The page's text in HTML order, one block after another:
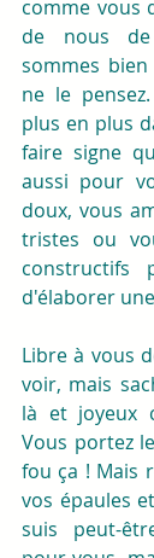
comme vous
de nous
sommes
ne le
plus en plus
faire signe
aussi pour
doux, vous
tristes ou
constructifs
d'élaborer
Libre à vous
voir, mais
là et joyeux
Vous portez
fou ça ! Mais
vos épaules
suis peut-